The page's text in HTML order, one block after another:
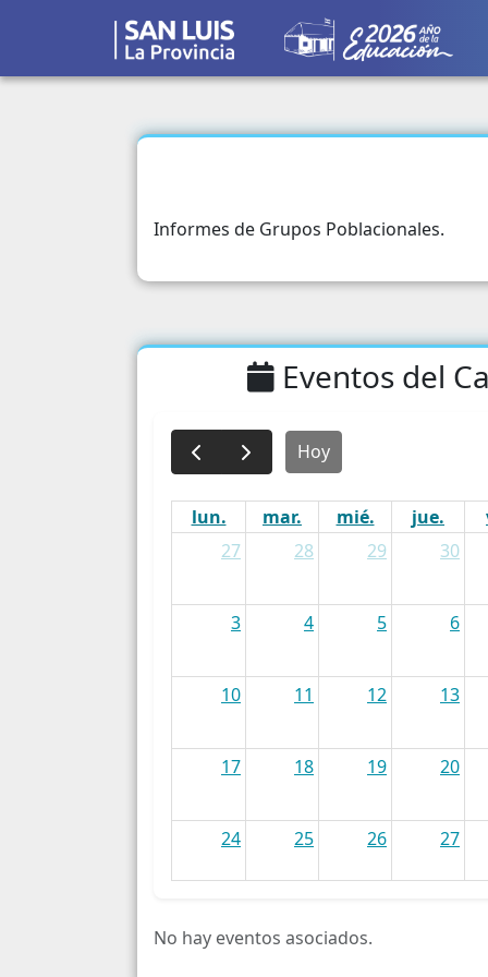
Informes de Grupos Poblacionales.
Eventos del
Hoy
lun. mar. mié. jue.
27
28 29 30
3 4 5 6
10 11 12 13
17 18 19 20
24 25 26 27
No hay eventos asociados.